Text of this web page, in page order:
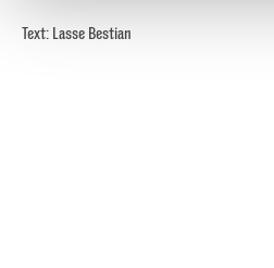
Text: Lasse Bestian